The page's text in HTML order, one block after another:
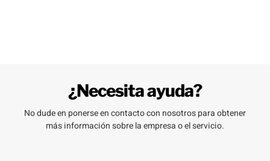
¿Necesita ayuda?
No dude en ponerse en contacto con nosotros para obtener
más información sobre la empresa o el servicio.